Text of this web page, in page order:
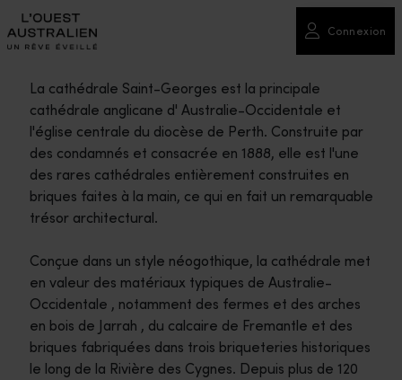
Connexion
La cathédrale Saint-Georges est la principale
cathédrale anglicane d' Australie-Occidentale et
l'église centrale du diocèse de Perth. Construite par
des condamnés et consacrée en 1888, elle est l'une
des rares cathédrales entièrement construites en
briques faites à la main, ce qui en fait un remarquable
trésor architectural.
Conçue dans un style néogothique, la cathédrale met
en valeur des matériaux typiques de Australie-
Occidentale , notamment des fermes et des arches
en bois de Jarrah , du calcaire de Fremantle et des
briques fabriquées dans trois briqueteries historiques
le long de la Rivière des Cygnes. Depuis plus de 120